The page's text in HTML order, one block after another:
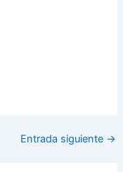
Entrada siguiente →